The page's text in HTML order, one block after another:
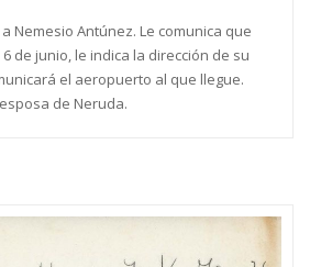
Nemesio Antúnez. Le comunica que
de junio, le indica la dirección de su
el aeropuerto al que llegue.
de Neruda.